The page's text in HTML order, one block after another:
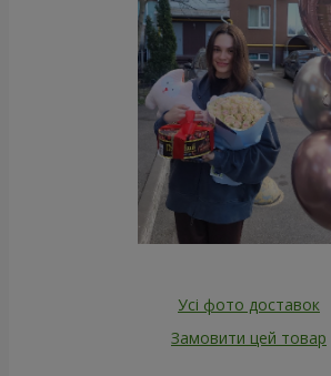
Усі фото доставок
Замовити цей товар